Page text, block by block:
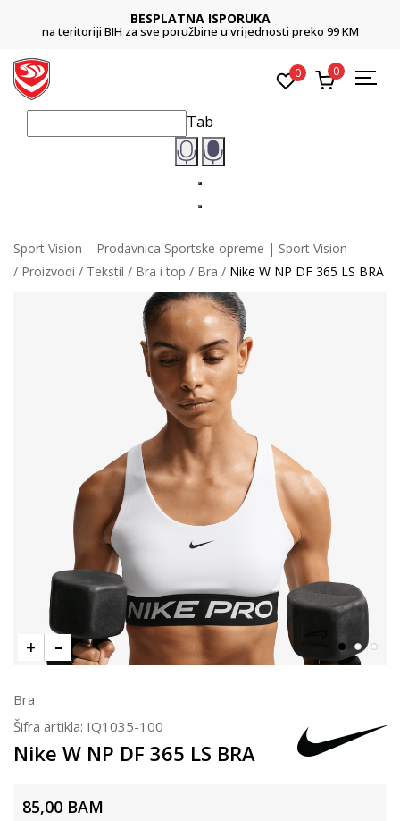
BESPLATNA ISPORUKA
na teritoriji BIH za sve poružbine u vrijednosti preko 99 KM
0 0
Tab
Sport Vision – Prodavnica Sportske opreme | Sport Vision
Proizvodi
Tekstil Bra i top Bra Nike W NP DF 365 LS BRA
Bra
Šifra artikla: IQ1035-100
Nike W NP DF 365 LS BRA
85,00 BAM